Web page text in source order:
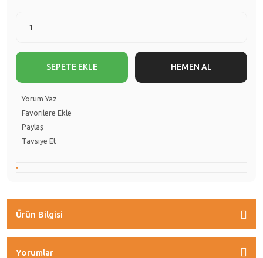
SEPETE EKLE HEMEN AL
Yorum Yaz
Paylaş
Tavsiye Et
Ürün Bilgisi
Yorumlar